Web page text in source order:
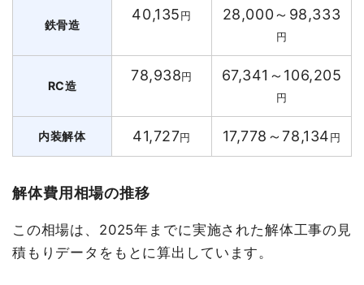
鉄骨造
40,135円 28,000～98,333
円
RC造
78,938円 67,341～106,205
円
内装解体 41,727円 17,778～78,134円
解体費用相場の推移
この相場は、2025年までに実施された解体工事の見
積もりデータをもとに算出しています。